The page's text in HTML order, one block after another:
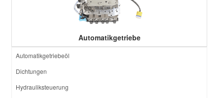
Automatikgetriebe
Automatikgetriebeöl
Dichtungen
Hydrauliksteuerung